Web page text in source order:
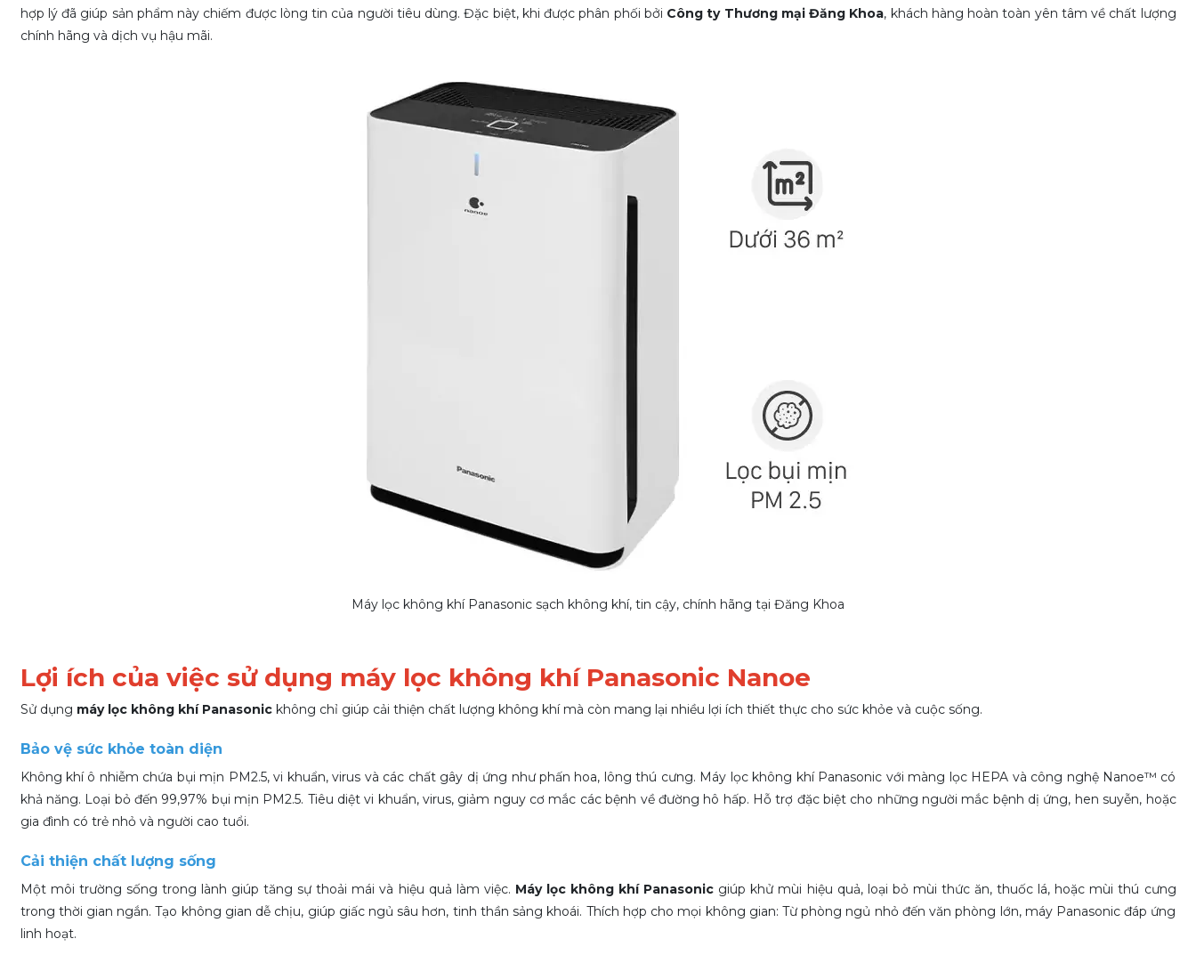
hợp lý đã giúp sản phẩm này chiếm được lòng tin của người tiêu dùng. Đặc biệt, khi được phân phối bởi Công ty Thương mại Đăng Khoa, khách hàng hoàn toàn yên tâm về chất lượng
chính hãng và dịch vụ hậu mãi.
Máy lọc không khí Panasonic sạch không khí, tin cậy, chính hãng tại Đăng Khoa
Lợi ích của việc sử dụng máy lọc không khí Panasonic Nanoe
Sử dụng máy lọc không khí Panasonickhông chỉ giúp cải thiện chất lượng không khí mà còn mang lại nhiều lợi ích thiết thực cho sức khỏe và cuộc sống.
Bảo vệ sức khỏe toàn diện
Không khí ô nhiễm chứa bụi mịn PM2.5, vi khuẩn, virus và các chất gây dị ứng như phấn hoa, lông thú cưng. Máy lọc không khí Panasonic với màng lọc HEPA và công nghệ Nanoe™ có
khả năng. Loại bỏ đến 99,97% bụi mịn PM2.5. Tiêu diệt vi khuẩn, virus, giảm nguy cơ mắc các bệnh về đường hô hấp. Hỗ trợ đặc biệt cho những người mắc bệnh dị ứng, hen suyễn, hoặc
gia đình có trẻ nhỏ và người cao tuổi.
Cải thiện chất lượng sống
Một môi trường sống trong lành giúp tăng sự thoải mái và hiệu quả làm việc. Máy lọc không khí Panasonic giúp khử mùi hiệu quả, loại bỏ mùi thức ăn, thuốc lá, hoặc mùi thú cưng
trong thời gian ngắn. Tạo không gian dễ chịu, giúp giấc ngủ sâu hơn, tinh thần sảng khoái. Thích hợp cho mọi không gian: Từ phòng ngủ nhỏ đến văn phòng lớn, máy Panasonic đáp ứng
linh hoạt.